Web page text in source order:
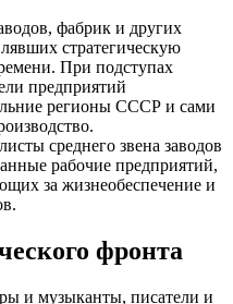
фабрик и других
стратегическую
При подступах
предприятий
регионы СССР и сами
среднего звена заводов
рабочие предприятий,
за жизнеобеспечение и
фронта
и музыканты, писатели и